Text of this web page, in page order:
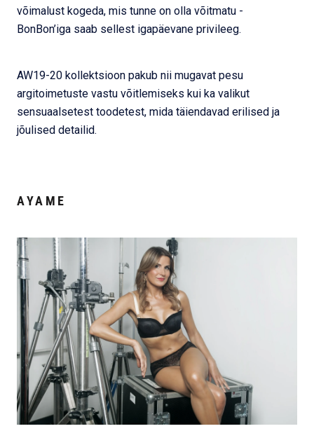
võimalust kogeda, mis tunne on olla võitmatu -
BonBon’iga saab sellest igapäevane privileeg.
AW19-20 kollektsioon pakub nii mugavat pesu
argitoimetuste vastu võitlemiseks kui ka valikut
sensuaalsetest toodetest, mida täiendavad erilised ja
jõulised detailid.
AYAME